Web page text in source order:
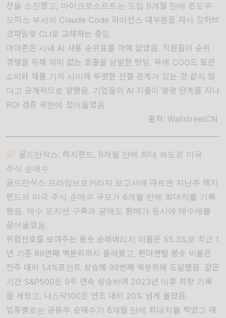
산을 소진했고, 마이크로소프트는 도입 6개월 만에 윈도우·
오피스 부서의 Claude Code 라이선스 대부분을 자사 깃허브
코파일럿 CLI로 교체하는 중임.
아마존은 사내 AI 사용 순위표를 아예 없앴음. 직원들이 순위
경쟁을 위해 의미 없는 호출을 남발한 탓임. 우버 COO도 토큰
소비와 제품 가치 사이에 뚜렷한 선형 관계가 있는 것 같지 않
다고 공개적으로 말했음. 기업들의 AI 지출이 열광 단계를 지나
ROI 검증 국면에 접어들었음.
출처: WallstreetCN
📈 골드만삭스: 헤지펀드, 6개월 만에 최대 속도로 미국
주식 순매수
골드만삭스 프라임브로커리지 보고서에 따르면 지난주 헤지
펀드의 미국 주식 순매수 규모가 6개월 만에 최대치를 기록
했음. 매수 포지션 구축과 공매도 환매가 동시에 매수세를
끌어올렸음.
위험선호를 보여주는 롱숏 순레버리지 비율은 55.3%로 최근 1
년 기준 89번째 백분위까지 올라왔고, 펀더멘털 롱숏 비율은
전주 대비 1.4%포인트 상승해 99번째 백분위에 도달했음. 같은
기간 S&P500은 9주 연속 상승하며 2023년 이후 최장 기록
을 세웠고, 나스닥100은 연초 대비 20% 넘게 올랐음.
업종별로는 금융주 순매수가 6개월 만에 최대치를 찍었고 매